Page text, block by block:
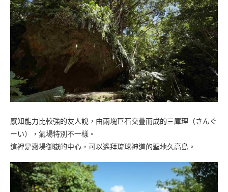
感知能力比較強的友人說，由兩塊巨石交疊而成的三庫理（さんぐ
ーい），氣場特別不一樣。
這裡是齋場御嶽的中心，可以遙拜琉球神道的聖地久高島。